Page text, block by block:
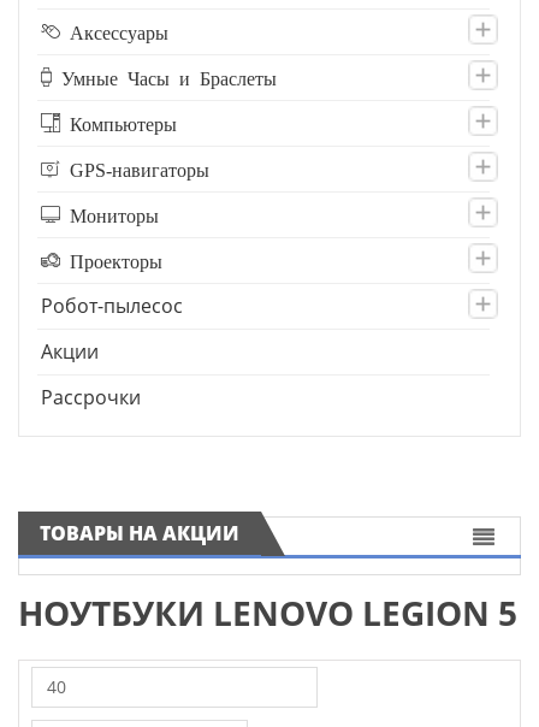
Аксессуары
Умные Часы и Браслеты
Компьютеры
GPS-навигаторы
Мониторы
Проекторы
Робот-пылесос
Акции
Рассрочки
ТОВАРЫ НА АКЦИИ
НОУТБУКИ LENOVO LEGION 5
40